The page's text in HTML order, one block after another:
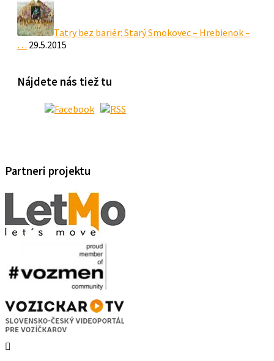
Tatry bez bariér: Starý Smokovec – Hrebienok –
… 29.5.2015
Nájdete nás tiež tu
Partneri projektu